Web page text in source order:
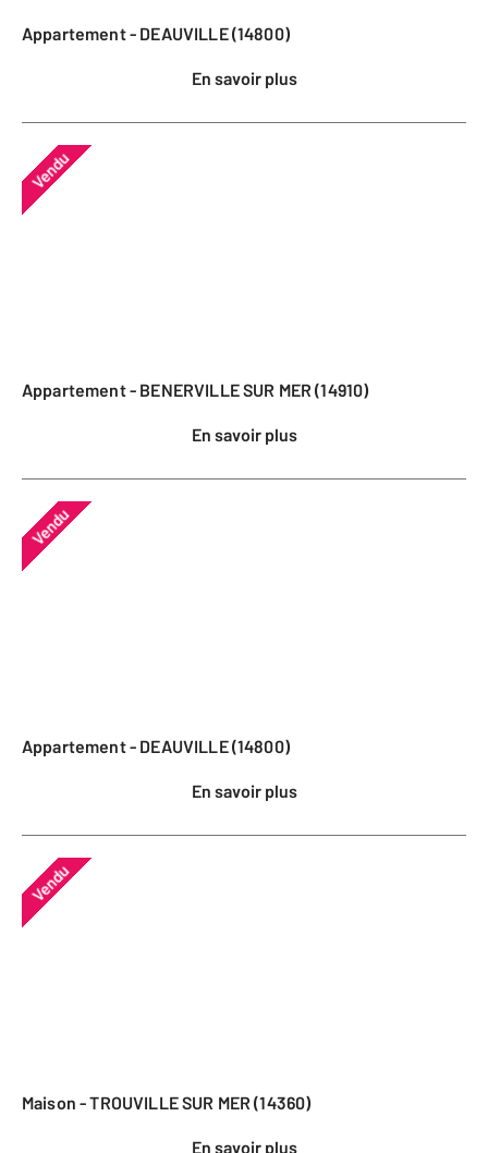
Appartement - DEAUVILLE (14800)
En savoir plus
Vendu
Appartement - BENERVILLE SUR MER (14910)
En savoir plus
Vendu
Appartement - DEAUVILLE (14800)
En savoir plus
Vendu
Maison - TROUVILLE SUR MER (14360)
En savoir plus